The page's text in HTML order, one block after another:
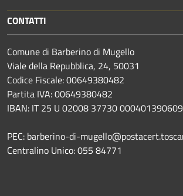
CONTATTI
Comune di Barberino di Mugello
Viale della Repubblica, 24, 50031
Codice Fiscale: 00649380482
Partita IVA: 00649380482
IBAN: IT 25 U 02008 37730 000401390609
PEC: barberino-di-
Centralino Unico: 055 84771